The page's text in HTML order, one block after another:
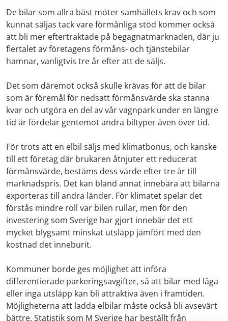
De bilar som allra bäst möter samhällets krav och som
kunnat säljas tack vare förmånliga stöd kommer också
att bli mer eftertraktade på begagnatmarknaden, där ju
flertalet av företagens förmåns- och tjänstebilar
hamnar, vanligtvis tre år efter att de säljs.
Det som däremot också skulle krävas för att de bilar
som är föremål för nedsatt förmånsvärde ska stanna
kvar och utgöra en del av vår vagnpark under en längre
tid är fördelar gentemot andra biltyper även över tid.
För trots att en elbil säljs med klimatbonus, och kanske
till ett företag där brukaren åtnjuter ett reducerat
förmånsvärde, bestäms dess värde efter tre år till
marknadspris. Det kan bland annat innebära att bilarna
exporteras till andra länder. För klimatet spelar det
förstås mindre roll var bilen rullar, men för den
investering som Sverige har gjort innebär det ett
mycket blygsamt minskat utsläpp jämfört med den
kostnad det inneburit.
Kommuner borde ges möjlighet att införa
differentierade parkeringsavgifter, så att bilar med låga
eller inga utsläpp kan bli attraktiva även i framtiden.
Möjligheterna att ladda elbilar måste också bli avsevärt
bättre. Statistik som M Sverige har beställt från